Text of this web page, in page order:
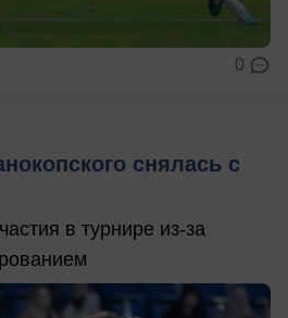
0
снялась с
в турнире из-за